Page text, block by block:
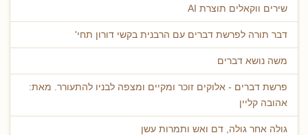
שירים ווקאלים תוצרת AI
דבר תורה לפרשת דברים עם הרבנית בקשי דורון תחי'
משה נושא דברים
פרשת דברים - אלוקים זוכר ומקיים ומצפה לבניו להתעורר. מאת:
אהובה קליין
גולה אחר גולה, דם ואש ותמרות עשן